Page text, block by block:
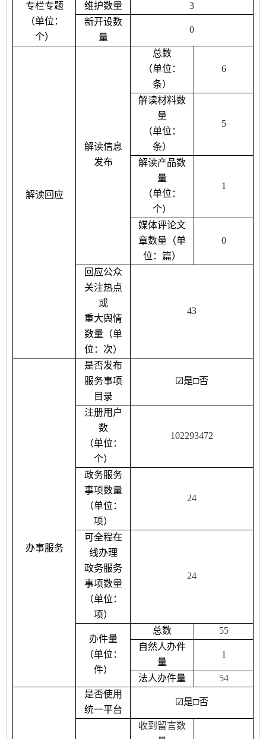
专栏专题
（单位：
个）
维护数量
3
新开设数
量
0
解读回应
解读信息
发布
总数
（单位：
条）
6
解读材料数
量
（单位：
条）
5
解读产品数
量
（单位：
个）
1
媒体评论文
章数量（单
位：篇）
0
回应公众
关注热点
或
重大舆情
数量（单
位：次）
43
办事服务
是否发布
服务事项
目录
☑是□否
注册用户
数
（单位：
个）
102293472
政务服务
事项数量
（单位：
项）
24
可全程在
线办理
政务服务
事项数量
（单位：
项）
24
办件量
（单位：
件）
总数
55
自然人办件
量
1
法人办件量
54
是否使用
统一平台
☑是□否
收到留言数